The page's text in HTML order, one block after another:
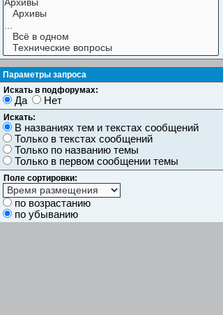
Параметры запроса
Искать в подфорумах:
Да Нет
Искать:
В названиях тем и текстах сообщений
Только в текстах сообщений
Только по названию темы
Только в первом сообщении темы
Поле сортировки:
по возрастанию
по убыванию